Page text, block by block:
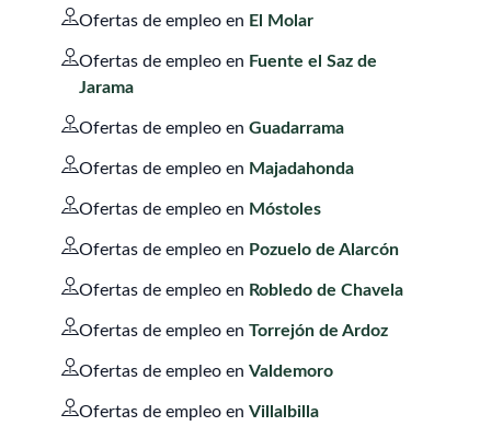
Ofertas de empleo en El Molar
Ofertas de empleo en Fuente el Saz de
Jarama
Ofertas de empleo en Guadarrama
Ofertas de empleo en Majadahonda
Ofertas de empleo en Móstoles
Ofertas de empleo en Pozuelo de Alarcón
Ofertas de empleo en Robledo de Chavela
Ofertas de empleo en Torrejón de Ardoz
Ofertas de empleo en Valdemoro
Ofertas de empleo en Villalbilla